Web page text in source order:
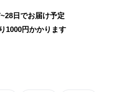
日でお届け予定
1000円かかります